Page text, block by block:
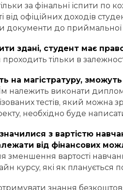
за фінальні іспити по
від офіційних доходів
до приймальної
здані, студент має
тільки в
на магістратуру,
належить виконати
тестів, який можна
необхідно буде
з вартістю
від фінансових
зменшення вартості
курсу, які як планується
знання